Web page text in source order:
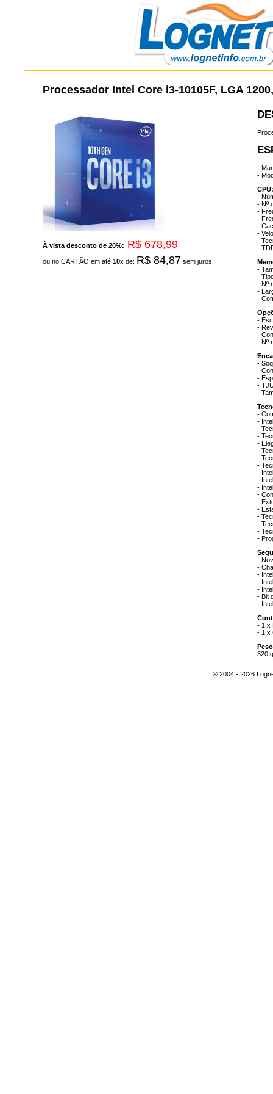
Processador Intel Core i3-10105F, LGA
À vista desconto de 20%: R$ 678,99
ou no CARTÃO em até 10x de: R$ 84,87 sem juros
-
-
CPU:
-
- Nº
-
-
-
-
-
-
-
-
- Nº
-
-
-
-
-
- Nº
-
-
-
-
-
-
-
-
-
-
-
-
-
-
-
-
-
-
-
-
-
-
-
-
-
-
-
-
- Bit
-
- 1 x
- 1 x
320
® 2004 - 2026